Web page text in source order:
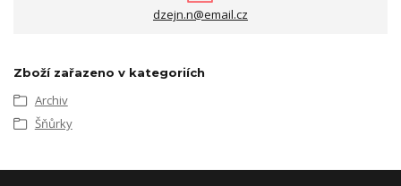
dzejn.n@email.cz
Zboží zařazeno v kategoriích
Archiv
Šňůrky